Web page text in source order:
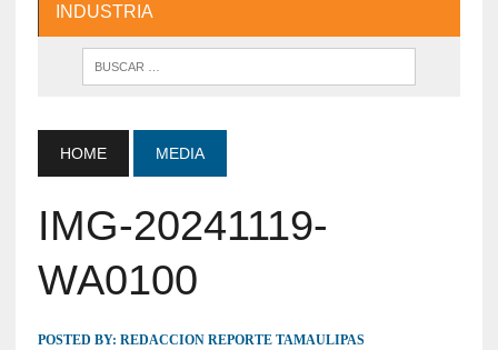
INDUSTRIA
HOME MEDIA
IMG-20241119-
WA0100
POSTED BY: REDACCION REPORTE TAMAULIPAS